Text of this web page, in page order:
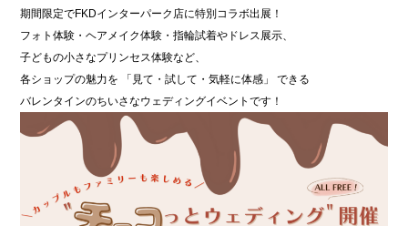
期間限定でFKDインターパーク店に特別コラボ出展！
フォト体験・ヘアメイク体験・指輪試着やドレス展示、
子どもの小さなプリンセス体験など、
各ショップの魅力を 「見て・試して・気軽に体感」 できる
バレンタインのちいさなウェディングイベントです！